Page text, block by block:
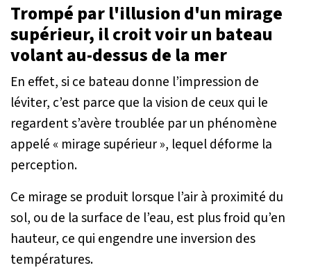
Trompé par l'illusion d'un mirage
supérieur, il croit voir un bateau
volant au-dessus de la mer
En effet, si ce bateau donne l’impression de
léviter, c’est parce que la vision de ceux qui le
regardent s’avère troublée par un phénomène
appelé « mirage supérieur », lequel déforme la
perception.
Ce mirage se produit lorsque l’air à proximité du
sol, ou de la surface de l’eau, est plus froid qu’en
hauteur, ce qui engendre une inversion des
températures.